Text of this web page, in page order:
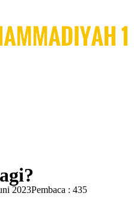
2023Pembaca : 435